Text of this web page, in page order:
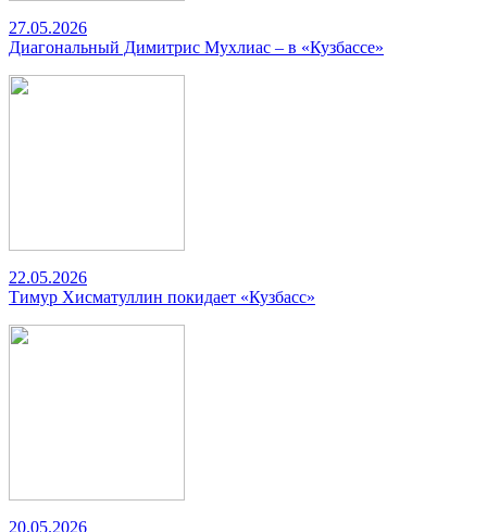
27.05.2026
Диагональный Димитрис Мухлиас – в «Кузбассе»
22.05.2026
Тимур Хисматуллин покидает «Кузбасс»
20.05.2026